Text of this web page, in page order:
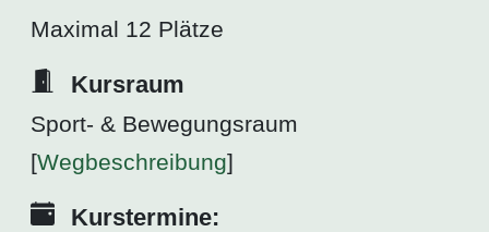
Maximal 12 Plätze
Kursraum
Sport- & Bewegungsraum
[Wegbeschreibung]
Kurstermine: